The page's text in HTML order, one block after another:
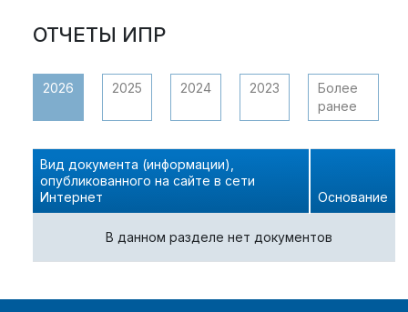
ОТЧЕТЫ ИПР
2026 2025 2024 2023
Более
ранее
Вид документа (информации),
опубликованного на сайте в сети
Интернет
Основание
В данном разделе нет документов